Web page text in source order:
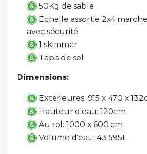
50Kg de sable
Echelle assortie 2x4
avec sécurité
1 skimmer
Tapis de sol
Dimensions:
Extérieures: 915 x 470 x
Hauteur d'eau: 120cm
Au sol: 1000 x 600 cm
Volume d'eau: 43 595L